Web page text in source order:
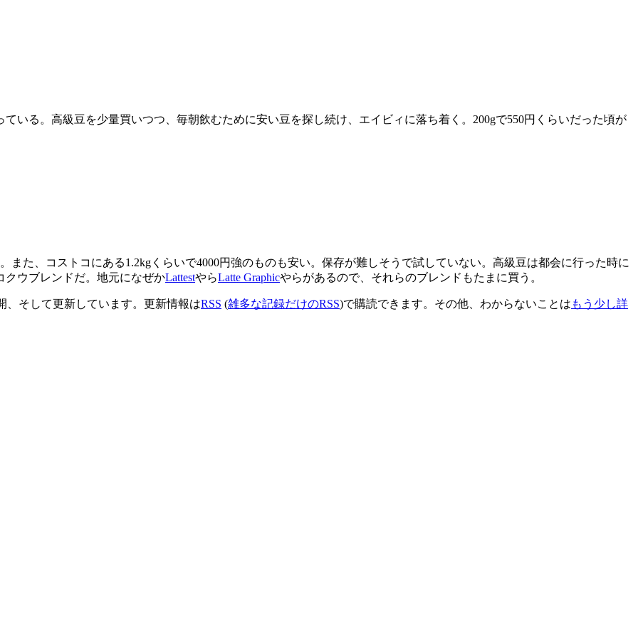
いる。高級豆を少量買いつつ、毎朝飲むために安い豆を探し続け、エイビィに落ち着く。200gで550円くらいだった頃が
また、コストコにある1.2kgくらいで4000円強のものも安い。保存が難しそうで試していない。高級豆は都会に行った時に
クウブレンドだ。地元になぜかLattestやらLatte Graphicやらがあるので、それらのブレンドもたまに買う。
、そして更新しています。更新情報はRSS (雑多な記録だけのRSS)で購読できます。その他、わからないことは もう少し詳